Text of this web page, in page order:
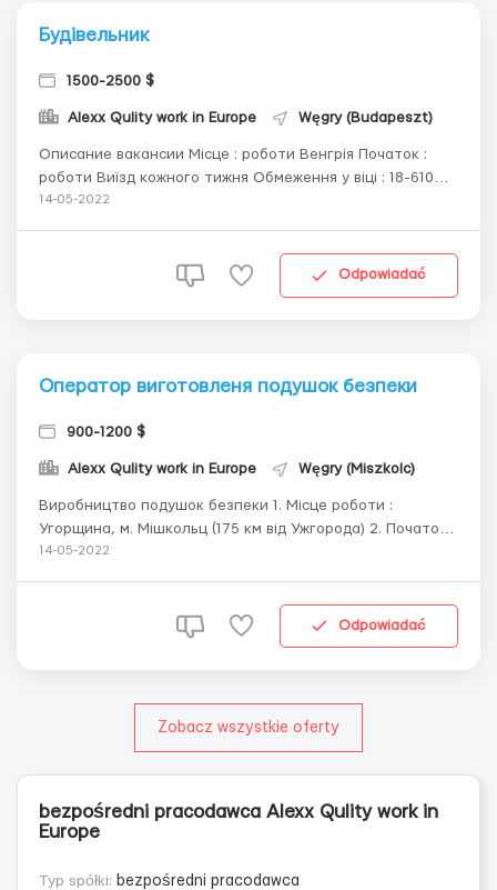
Будівельник
1500-2500 $
Alexx Qulity work in Europe Węgry (Budapeszt)
Описание вакансии Місце : роботи Венгрія Початок :
роботи Виїзд кожного тижня Обмеження у віці : 18-610
років Вимоги : Внутрішні роботи , Монтаж-Демонтаж ,
Транспорт до роботи :...
14-05-2022
Odpowiadać
Оператор виготовленя подушок безпеки
900-1200 $
Alexx Qulity work in Europe Węgry (Miszkolc)
Виробництво подушок безпеки 1. Місце роботи :
Угорщина, м. Мішкольц (175 км від Ужгорода) 2. Початок
роботи :Виїзд кожної пятниці 3. Обмеження щодо статі
працювати. Знання уг...
14-05-2022
Odpowiadać
Zobacz wszystkie oferty
bezpośredni pracodawca Alexx Qulity work in
Europe
Typ spółki: bezpośredni pracodawca